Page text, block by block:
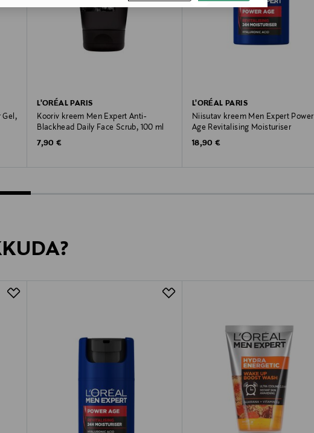
Gel,
L'ORÉAL PARIS
Kooriv kreem Men Expert Anti-
Blackhead Daily Face Scrub, 100 ml
Original Price
7,90 €
L'ORÉAL PARIS
Niisutav kreem Men Expert Power
Age Revitalising Moisturiser
Original Price
18,90 €